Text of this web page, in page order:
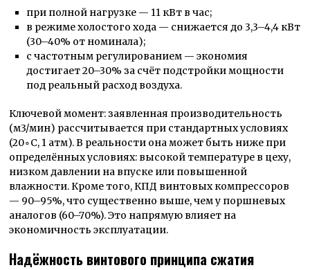
при полной нагрузке — 11 кВт в час;
в режиме холостого хода — снижается до 3,3–4,4 кВт
(30–40% от номинала);
с частотным регулированием — экономия
достигает 20–30% за счёт подстройки мощности
под реальный расход воздуха.
Ключевой момент: заявленная производительность
(м3/мин) рассчитывается при стандартных условиях
(20∘C, 1 атм). В реальности она может быть ниже при
определённых условиях: высокой температуре в цеху,
низком давлении на впуске или повышенной
влажности. Кроме того, КПД винтовых компрессоров
— 90–95%, что существенно выше, чем у поршневых
аналогов (60–70%). Это напрямую влияет на
экономичность эксплуатации.
Надёжность винтового принципа сжатия